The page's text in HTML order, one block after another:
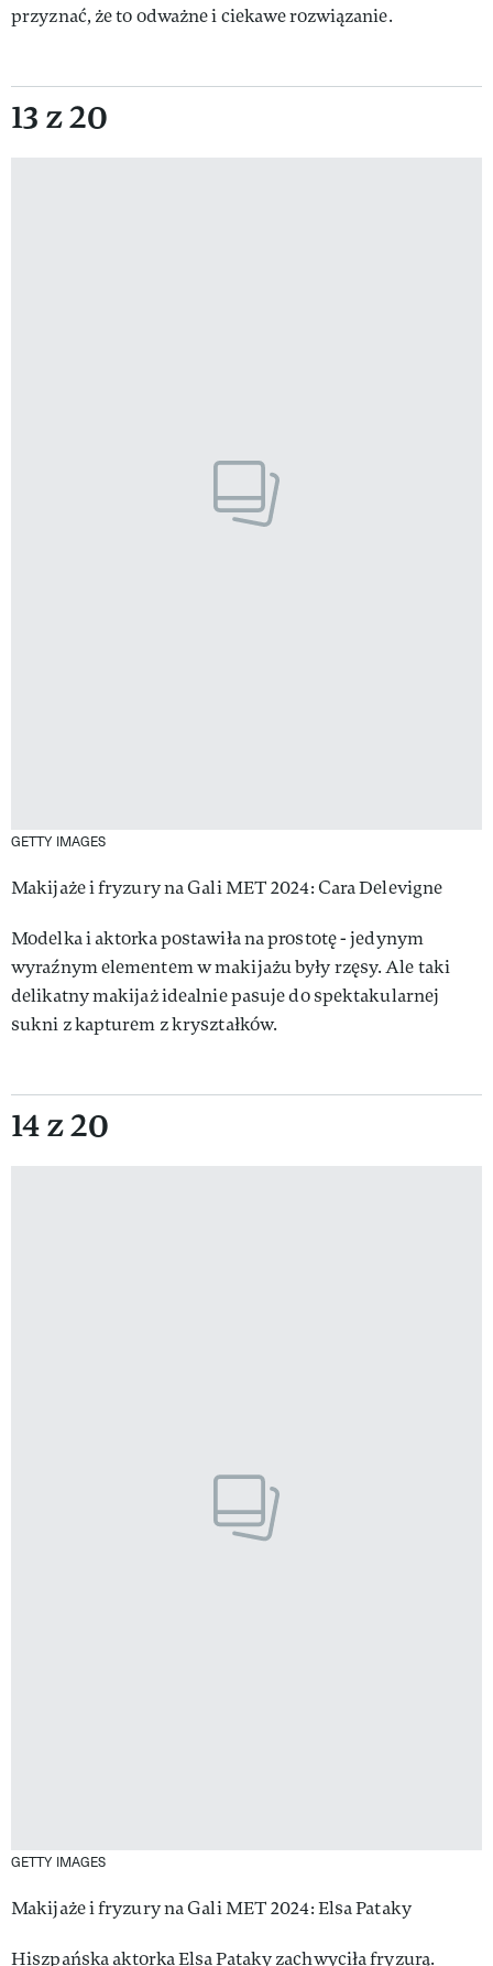
przyznać, że to odważne i ciekawe rozwiązanie.
13 z 20
GETTY IMAGES
Makijaże i fryzury na Gali MET 2024: Cara Delevigne
Modelka i aktorka postawiła na prostotę - jedynym
wyraźnym elementem w makijażu były rzęsy. Ale taki
delikatny makijaż idealnie pasuje do spektakularnej
sukni z kapturem z kryształków.
14 z 20
GETTY IMAGES
Makijaże i fryzury na Gali MET 2024: Elsa Pataky
Hiszpańska aktorka Elsa Pataky zachwyciła fryzurą.